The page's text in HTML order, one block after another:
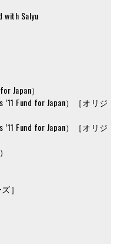
with Salyu
Japan）
Fund for Japan）［オリジ
Fund for Japan）［オリジ
］